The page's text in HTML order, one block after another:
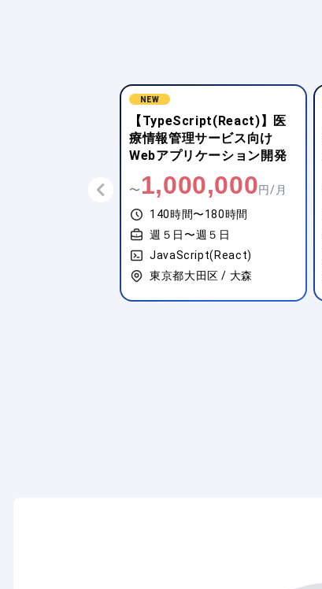
NEW
【TypeScript(React)】医
療情報管理サービス向け
Webアプリケーション開発
〜 1,000,000円/月
140時間〜180時間
週５日〜週５日
JavaScript(React)
東京都大田区 / 大森